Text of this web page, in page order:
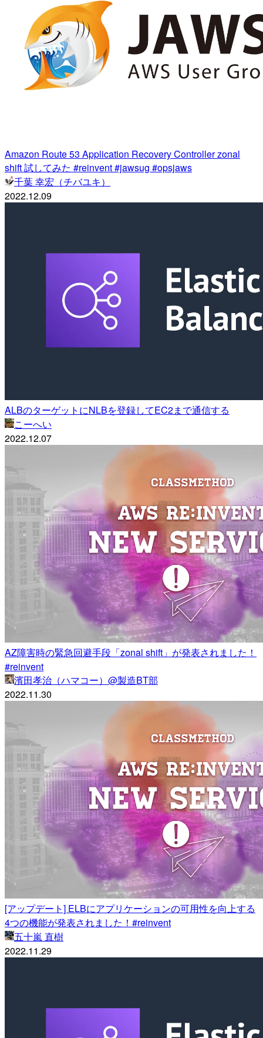
Amazon Route 53 Application Recovery Controller zonal
shift 試してみた #reinvent #jawsug #opsjaws
千葉 幸宏（チバユキ）
2022.12.09
ALBのターゲットにNLBを登録してEC2まで通信する
こーへい
2022.12.07
AZ障害時の緊急回避手段「zonal shift」が発表されました！
#reinvent
濱田孝治（ハマコー）@製造BT部
2022.11.30
[アップデート] ELBにアプリケーションの可用性を向上する
4つの機能が発表されました！#reinvent
五十嵐 直樹
2022.11.29